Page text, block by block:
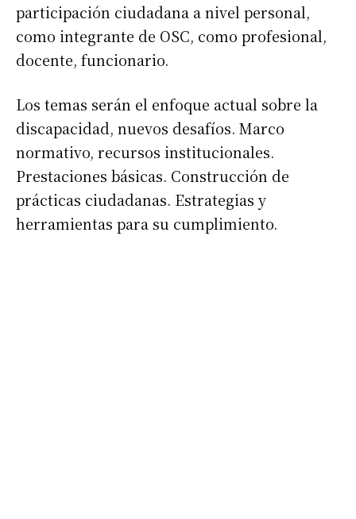
participación ciudadana a nivel personal,
como integrante de OSC, como profesional,
docente, funcionario.
Los temas serán el enfoque actual sobre la
discapacidad, nuevos desafíos. Marco
normativo, recursos institucionales.
Prestaciones básicas. Construcción de
prácticas ciudadanas. Estrategias y
herramientas para su cumplimiento.